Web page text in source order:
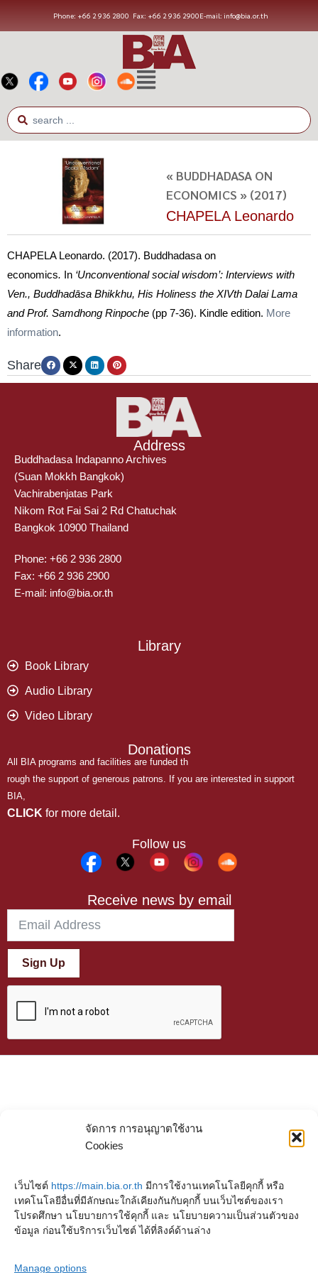
จัดการ การอนุญาตใช้งาน
Cookies
เว็บไซต์ https://main.bia.or.th มีการใช้งานเทคโนโลยีคุกกี้ หรือ
เทคโนโลยีอื่นที่มีลักษณะใกล้เคียงกันกับคุกกี้ บนเว็บไซต์ของเรา
โปรดศึกษา นโยบายการใช้คุกกี้ และ นโยบายความเป็นส่วนตัวของ
ข้อมูล ก่อนใช้บริการเว็บไซต์ ได้ที่ลิงค์ด้านล่าง
Manage options
Phone: +66 2 936 2800 Fax: +66 2 936 2900E-mail: info@bia.or.th
« BUDDHADASA ON
ECONOMICS » (2017)
CHAPELA Leonardo
CHAPELA Leonardo. (2017). Buddhadasa on
economics. In ‘Unconventional social wisdom’: Interviews with
Ven., Buddhadāsa Bhikkhu, His Holiness the XIVth Dalai Lama
and Prof. Samdhong Rinpoche (pp 7-36). Kindle edition. More
information.
Share
Address
Buddhadasa Indapanno Archives
(Suan Mokkh Bangkok)
Vachirabenjatas Park
Nikom Rot Fai Sai 2 Rd Chatuchak
Bangkok 10900 Thailand
Phone: +66 2 936 2800
Fax: +66 2 936 2900
E-mail: info@bia.or.th
Library
Book Library
Audio Library
Video Library
Donations
All BIA programs and facilities are funded th
rough the support of generous patrons. If you are interested in support
BIA,
CLICK for more detail.
Follow us
Receive news by email
Sign Up